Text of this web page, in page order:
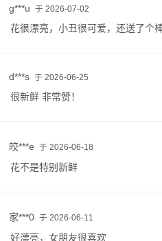
g***u 于 2026-07-02
花很漂亮，小丑很可爱，还送了个
d***s 于 2026-06-25
很新鲜 非常赞！
皎***e 于 2026-06-18
花不是特别新鲜
家***0 于 2026-06-11
好漂亮，女朋友很喜欢